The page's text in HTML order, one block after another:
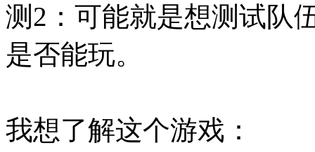
测2：可能就是想测试队
是否能玩。
我想了解这个游戏：